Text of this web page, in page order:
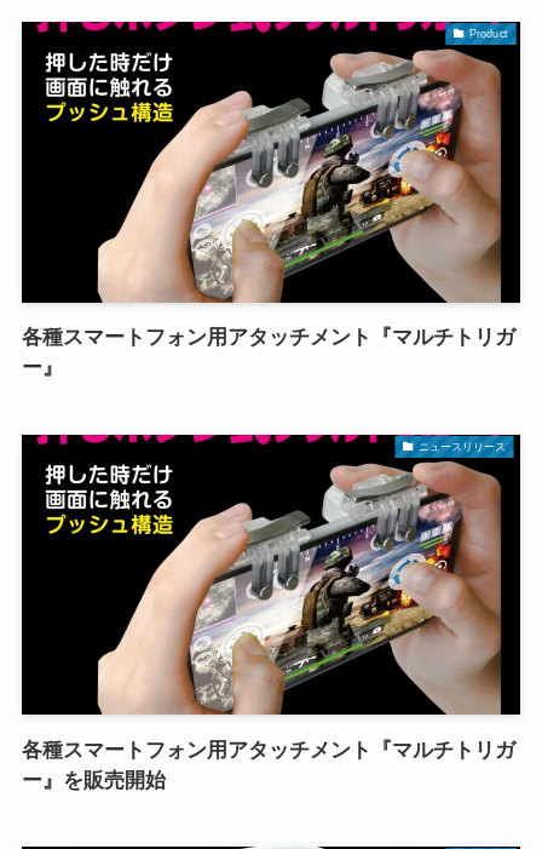
Product
各種スマートフォン用アタッチメント『マルチトリガ
ー』
ニュースリリース
各種スマートフォン用アタッチメント『マルチトリガ
ー』を販売開始